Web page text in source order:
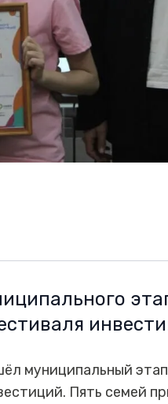
муниципальный этап
Пять семей